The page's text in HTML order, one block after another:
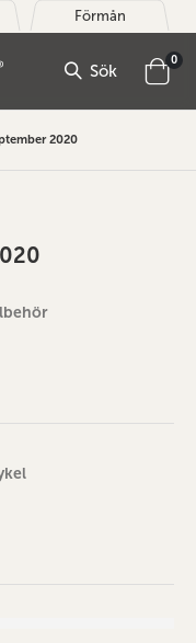
Förmån
Sök Cart
0
2020